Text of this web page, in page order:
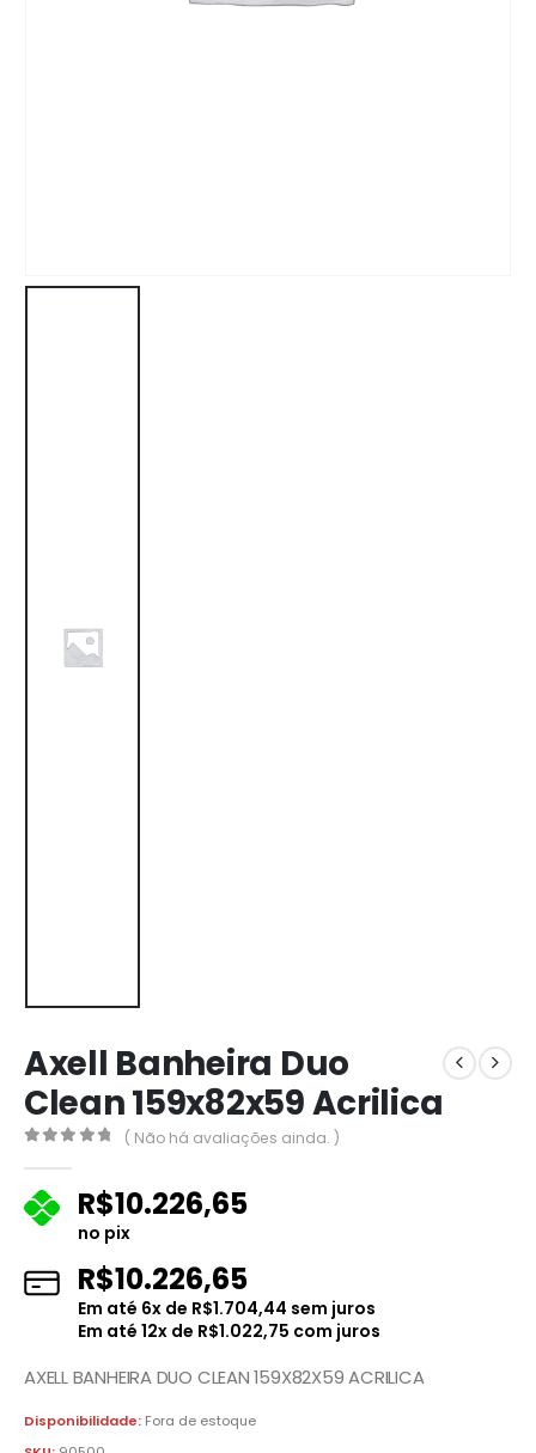
Axell Banheira Duo
Clean 159x82x59 Acrilica
( Não há avaliações ainda. )
R$10.226,65
no pix
R$10.226,65
Em até 6x de R$1.704,44 sem juros
Em até 12x de R$1.022,75 com juros
AXELL BANHEIRA DUO CLEAN 159X82X59 ACRILICA
Disponibilidade: Fora de estoque